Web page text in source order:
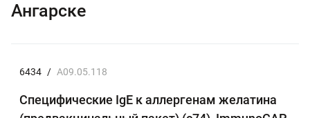
Ангарске
6434 / A09.05.118
Специфические IgE к аллергенам желатина